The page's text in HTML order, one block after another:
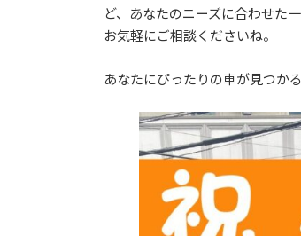
ど、あなたのニーズに合わせた
お気軽にご相談くださいね。
あなたにぴったりの車が見つか